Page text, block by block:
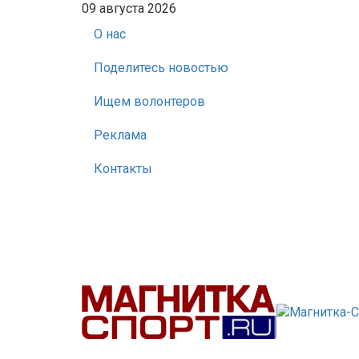
09 августа 2026
О нас
Поделитесь новостью
Ищем волонтеров
Реклама
Контакты